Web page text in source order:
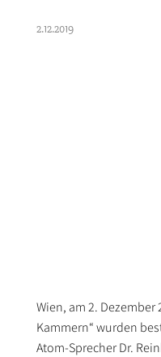
2.12.2019
Wien, am 2.
Kammern“ wurden
Atom-Sprecher Dr.